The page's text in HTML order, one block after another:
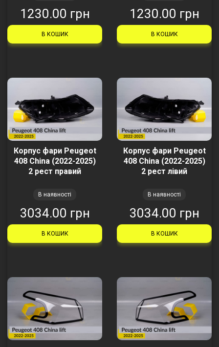
1230.00 грн
В КОШИК
1230.00 грн
В КОШИК
Корпус фари Peugeot
408 China (2022-2025)
2 рест правий
В наявності
3034.00 грн
В КОШИК
Корпус фари Peugeot
408 China (2022-2025)
2 рест лівий
В наявності
3034.00 грн
В КОШИК